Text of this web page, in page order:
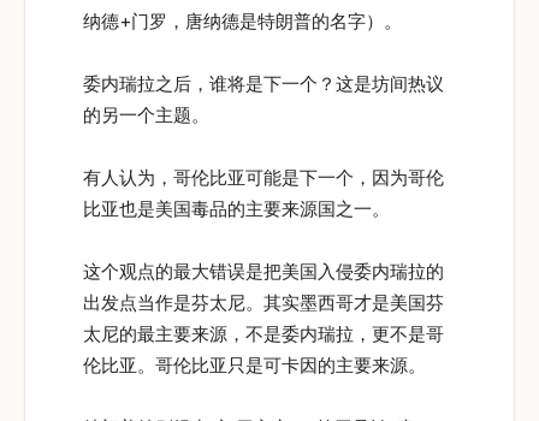
纳德+门罗，唐纳德是特朗普的名字）。
委内瑞拉之后，谁将是下一个？这是坊间热议
的另一个主题。
有人认为，哥伦比亚可能是下一个，因为哥伦
比亚也是美国毒品的主要来源国之一。
这个观点的最大错误是把美国入侵委内瑞拉的
出发点当作是芬太尼。其实墨西哥才是美国芬
太尼的最主要来源，不是委内瑞拉，更不是哥
伦比亚。哥伦比亚只是可卡因的主要来源。